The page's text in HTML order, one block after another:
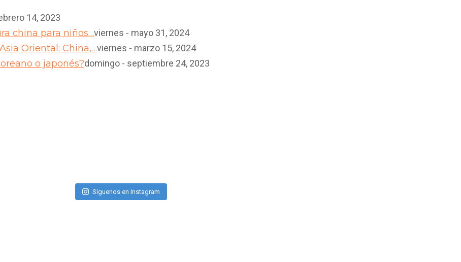
14, 2023
china para niños…viernes - mayo 31, 2024
Oriental: China,…viernes - marzo 15, 2024
o japonés?domingo - septiembre 24, 2023
Síguenos en Instagram